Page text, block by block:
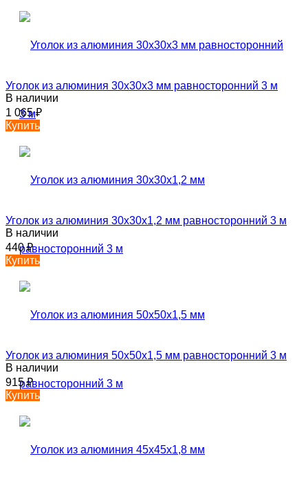
Уголок из алюминия 30х30х3 мм равносторонний 3 м
В наличии
1 065₽
Купить
Уголок из алюминия 30х30х1,2 мм равносторонний 3 м
В наличии
440₽
Купить
Уголок из алюминия 50х50х1,5 мм равносторонний 3 м
В наличии
915₽
Купить